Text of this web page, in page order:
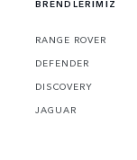
BRENDLERİMİZ
RANGE ROVER
DEFENDER
DISCOVERY
JAGUAR